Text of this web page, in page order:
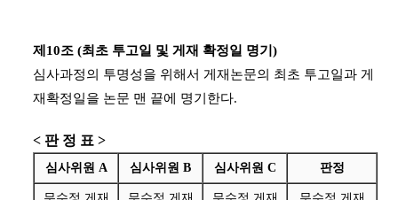
제10조 (최초 투고일 및 게재 확정일 명기)
심사과정의 투명성을 위해서 게재논문의 최초 투고일과 게
재확정일을 논문 맨 끝에 명기한다.
< 판 정 표 >
심사위원 A 심사위원 B 심사위원 C 판정